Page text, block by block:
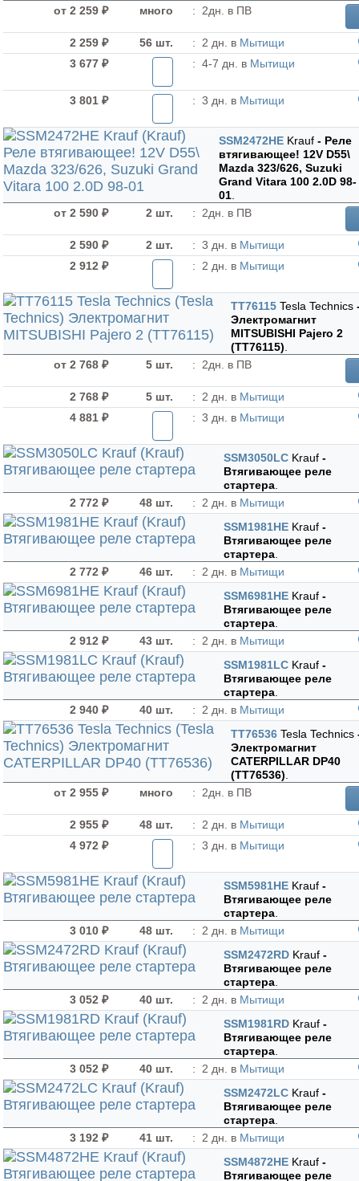
от 2 259 ₽
много : 2дн. в ПВ
2 259 ₽ 56 шт. : 2 дн. в Мытищи
3 677 ₽
: 4-7 дн. в Мытищи
3 801 ₽ : 3 дн. в Мытищи
SSM2472HE Krauf- Реле
втягивающее! 12V D55\
Mazda 323/626, Suzuki
Grand Vitara 100 2.0D 98-
01
от 2 590 ₽
2 шт. : 2дн. в ПВ
2 590 ₽ 2 шт. : 3 дн. в Мытищи
2 912 ₽
: 2 дн. в Мытищи
TT76115 Tesla Technics
Электромагнит
MITSUBISHI Pajero 2
(TT76115)
от 2 768 ₽
5 шт. : 2дн. в ПВ
2 768 ₽ 5 шт. : 2 дн. в Мытищи
4 881 ₽
: 3 дн. в Мытищи
SSM3050LC Krauf -
Втягивающее реле
стартера.
2 772 ₽
48 шт. : 2 дн. в Мытищи
SSM1981HE Krauf-
Втягивающее реле
стартера
2 772 ₽
46 шт. : 2 дн. в Мытищи
SSM6981HE Krauf-
Втягивающее реле
стартера
2 912 ₽
43 шт. : 2 дн. в Мытищи
SSM1981LC Krauf -
Втягивающее реле
стартера.
2 940 ₽
40 шт. : 2 дн. в Мытищи
TT76536 Tesla Technics
Электромагнит
CATERPILLAR DP40
(TT76536)
от 2 955 ₽
много : 2дн. в ПВ
2 955 ₽ 48 шт. : 2 дн. в Мытищи
4 972 ₽
: 3 дн. в Мытищи
SSM5981HE Krauf-
Втягивающее реле
стартера
3 010 ₽
48 шт. : 2 дн. в Мытищи
SSM2472RD Krauf-
Втягивающее реле
стартера
3 052 ₽
40 шт. : 2 дн. в Мытищи
SSM1981RD Krauf-
Втягивающее реле
стартера
3 052 ₽
40 шт. : 2 дн. в Мытищи
SSM2472LC Krauf -
Втягивающее реле
стартера.
3 192 ₽
41 шт. : 2 дн. в Мытищи
SSM4872HE Krauf-
Втягивающее реле